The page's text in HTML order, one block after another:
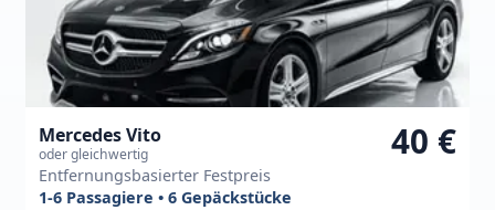
Mercedes Vito
oder gleichwertig
Entfernungsbasierter Festpreis
40 €
1-6 Passagiere • 6 Gepäckstücke